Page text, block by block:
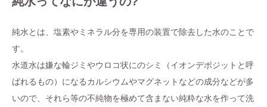
純水とは、塩素やミネラル分を専用の装置で除去した水のことで
す。
水道水は嫌な輪ジミやウロコ状にのシミ（イオンデポジットと呼
ばれるもの）になるカルシウムやマグネットなどの成分などが多
いので、それら等の不純物を極めて含まない純粋な水を作って洗